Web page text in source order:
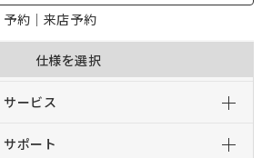
予約｜来店予約
おすすめコンテンツ
サービス
サポート
仕様を選択